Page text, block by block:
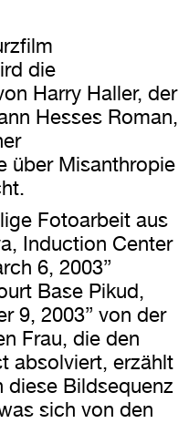
die
Harry Haller, der
Hesses Roman,
über Misanthropie
Fotoarbeit aus
Induction Center
6, 2003”
Base Pikud,
9, 2003” von der
Frau, die den
absolviert, erzählt
diese Bildsequenz
sich von den